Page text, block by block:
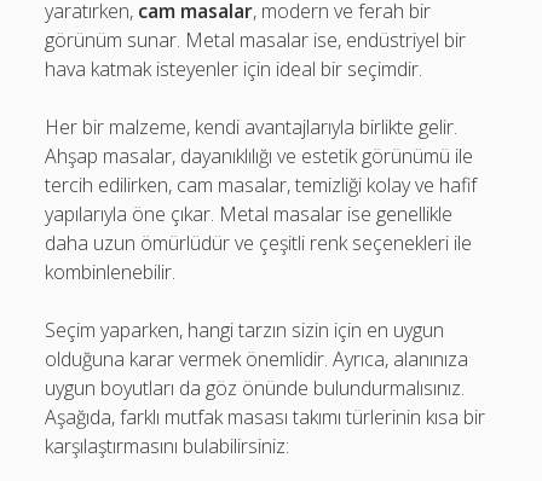
yaratırken, cam masalar, modern ve ferah bir
görünüm sunar. Metal masalar ise, endüstriyel bir
hava katmak isteyenler için ideal bir seçimdir.
Her bir malzeme, kendi avantajlarıyla birlikte gelir.
Ahşap masalar, dayanıklılığı ve estetik görünümü ile
tercih edilirken, cam masalar, temizliği kolay ve hafif
yapılarıyla öne çıkar. Metal masalar ise genellikle
daha uzun ömürlüdür ve çeşitli renk seçenekleri ile
kombinlenebilir.
Seçim yaparken, hangi tarzın sizin için en uygun
olduğuna karar vermek önemlidir. Ayrıca, alanınıza
uygun boyutları da göz önünde bulundurmalısınız.
Aşağıda, farklı mutfak masası takımı türlerinin kısa bir
karşılaştırmasını bulabilirsiniz: